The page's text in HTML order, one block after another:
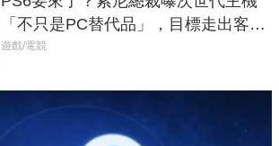
「不只是PC替代品」，目標走出客
廳、進軍電競桌面
遊戲/電競